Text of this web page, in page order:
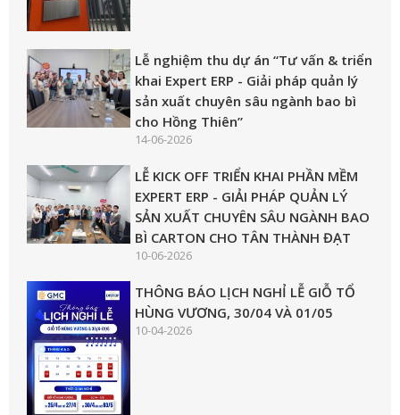
Lễ nghiệm thu dự án “Tư vấn & triển
khai Expert ERP - Giải pháp quản lý
sản xuất chuyên sâu ngành bao bì
cho Hồng Thiên”
14-06-2026
LỄ KICK OFF TRIỂN KHAI PHẦN MỀM
EXPERT ERP - GIẢI PHÁP QUẢN LÝ
SẢN XUẤT CHUYÊN SÂU NGÀNH BAO
BÌ CARTON CHO TÂN THÀNH ĐẠT
10-06-2026
THÔNG BÁO LỊCH NGHỈ LỄ GIỖ TỔ
HÙNG VƯƠNG, 30/04 VÀ 01/05
10-04-2026